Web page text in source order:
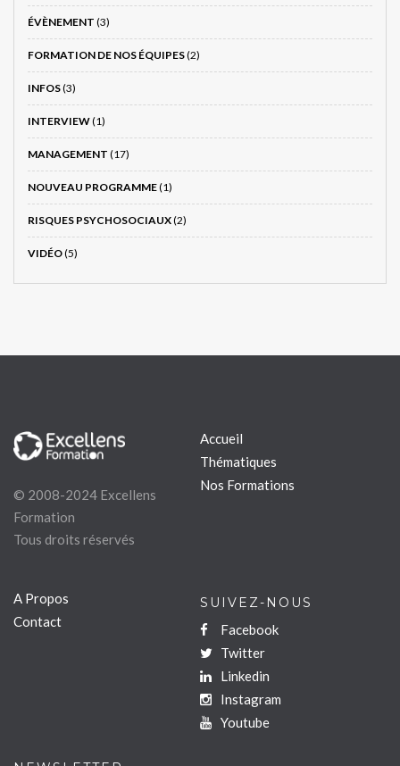
ÉVÈNEMENT (3)
FORMATION DE NOS ÉQUIPES(2)
INFOS(3)
INTERVIEW(1)
MANAGEMENT (17)
NOUVEAU PROGRAMME(1)
RISQUES PSYCHOSOCIAUX(2)
VIDÉO(5)
© 2008-2024 Excellens
Formation
Tous droits réservés
Accueil
Thématiques
Nos Formations
A Propos
Contact
SUIVEZ-NOUS
Facebook
Twitter
Linkedin
Instagram
Youtube